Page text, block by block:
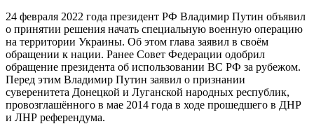
24 февраля 2022 года президент РФ Владимир Путин объявил
о принятии решения начать специальную военную операцию
на территории Украины. Об этом глава заявил в своём
обращении к нации. Ранее Совет Федерации одобрил
обращение президента об использовании ВС РФ за рубежом.
Перед этим Владимир Путин заявил о признании
суверенитета Донецкой и Луганской народных республик,
провозглашённого в мае 2014 года в ходе прошедшего в ДНР
и ЛНР референдума.